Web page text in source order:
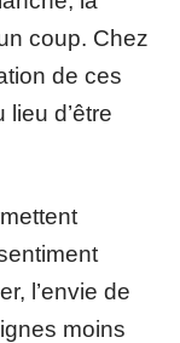
coup. Chez
de ces
lieu d’être
l’envie de
moins